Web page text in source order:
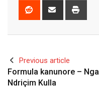
Reddit
Share
Previous article
Formula kanunore – Nga
Ndriçim Kulla